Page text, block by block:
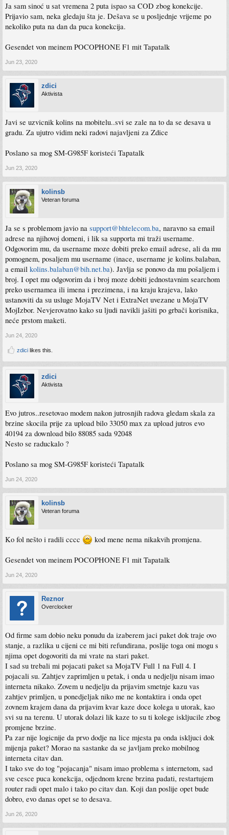
Ja sam sinoć u sat vremena 2 puta ispao sa COD zbog konekcije.
Prijavio sam, neka gledaju šta je. Dešava se u posljednje vrijeme po
nekoliko puta na dan da puca konekcija.
Gesendet von meinem POCOPHONE F1 mit Tapatalk
Jun 23, 2020
zdici
Aktivista
Javi se uzvicnik kolins na mobitelu..svi se zale na to da se desava u
gradu. Za ujutro vidim neki radovi najavljeni za Zdice
Poslano sa mog SM-G985F koristeći Tapatalk
Jun 23, 2020
kolinsb
Veteran foruma
Ja se s problemom javio na support@bhtelecom.ba, naravno sa email
adrese na njihovoj domeni, i lik sa supporta mi traži username.
Odgovorim mu, da username moze dobiti preko email adrese, ali da mu
pomognem, posaljem mu username (inace, username je kolins.balaban,
a email kolins.balaban@bih.net.ba). Javlja se ponovo da mu pošaljem i
broj. I opet mu odgovorim da i broj moze dobiti jednostavnim searchom
preko usernamea ili imena i prezimena, i na kraju krajeva, lako
ustanoviti da su usluge MojaTV Net i ExtraNet uvezane u MojaTV
MojIzbor. Nevjerovatno kako su ljudi navikli jašiti po grbači korisnika,
neće prstom maketi.
Jun 24, 2020
zdici likes this.
zdici
Aktivista
Evo jutros..resetovao modem nakon jutrosnjih radova gledam skala za
brzine skocila prije za upload bilo 33050 max za upload jutros evo
40194 za download bilo 88085 sada 92048
Nesto se raduckalo ?
Poslano sa mog SM-G985F koristeći Tapatalk
Jun 24, 2020
kolinsb
Veteran foruma
Ko fol nešto i radili cccc kod mene nema nikakvih promjena.
Gesendet von meinem POCOPHONE F1 mit Tapatalk
Jun 24, 2020
Reznor
Overclocker
Od firme sam dobio neku ponudu da izaberem jaci paket dok traje ovo
stanje, a razlika u cijeni ce mi biti refundirana, poslije toga oni mogu s
njima opet dogovoriti da mi vrate na stari paket.
I sad su trebali mi pojacati paket sa MojaTV Full 1 na Full 4. I
pojacali su. Zahtjev zaprimljen u petak, i onda u nedjelju nisam imao
interneta nikako. Zovem u nedjelju da prijavim smetnje kazu vas
zahtjev primljen, u ponedjeljak niko me ne kontaktira i onda opet
zovnem krajem dana da prijavim kvar kaze doce kolega u utorak, kao
svi su na terenu. U utorak dolazi lik kaze to su ti kolege iskljucile zbog
promjene brzine.
Pa zar nije logicnije da prvo dodje na lice mjesta pa onda iskljuci dok
mijenja paket? Morao na sastanke da se javljam preko mobilnog
interneta citav dan.
I tako sve do tog "pojacanja" nisam imao problema s internetom, sad
sve cesce puca konekcija, odjednom krene brzina padati, restartujem
router radi opet malo i tako po citav dan. Koji dan poslije opet bude
dobro, evo danas opet se to desava.
Jun 26, 2020